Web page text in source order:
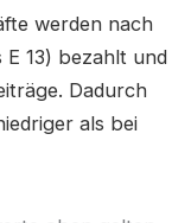
werden nach
E 13) bezahlt und
Dadurch
als bei